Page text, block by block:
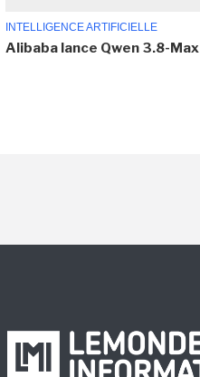
INTELLIGENCE ARTIFICIELLE
Alibaba lance Qwen 3.8-Max